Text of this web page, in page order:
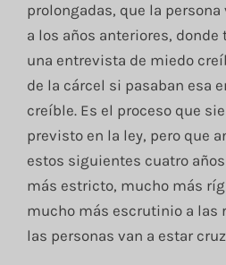
prolongadas, que la
a los años anteriores,
una entrevista de miedo
de la cárcel si pasaban esa
creíble. Es el proceso que
previsto en la ley, pero que
estos siguientes cuatro
más estricto, mucho más
mucho más escrutinio a las
las personas van a estar